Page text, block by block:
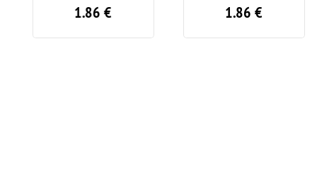
1.86€ 1.86€